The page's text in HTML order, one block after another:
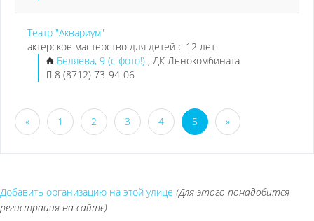
Театр "Аквариум"
актерское мастерство для детей с 12 лет
Беляева, 9 (с фото!) , ДК Льнокомбината
8 (8712) 73-94-06
« 1 2 3 4 5 »
Добавить организацию на этой улице (Для этого понадобится
регистрация на сайте)